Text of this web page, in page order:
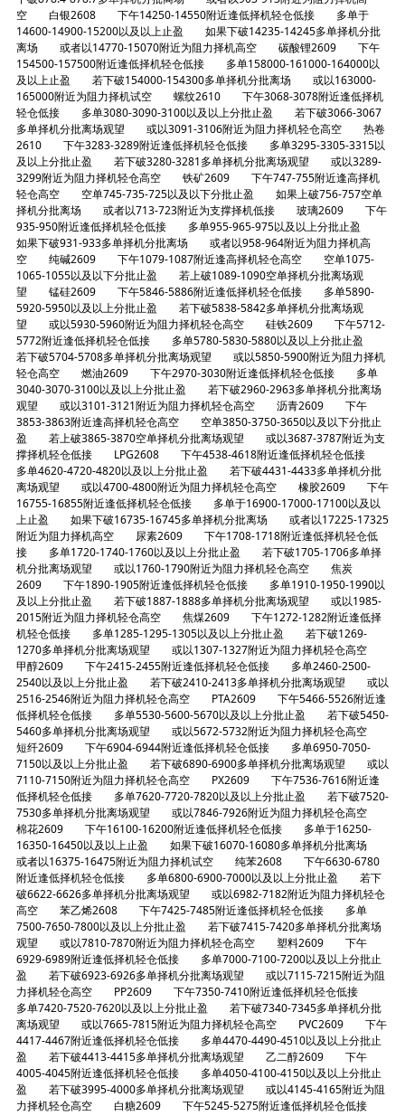
空 白银2608 下午14250-14550附近逢低择机轻仓低接 多单于
14600-14900-15200以及以上止盈 如果下破14235-14245多单择机分批
离场 或者以14770-15070附近为阻力择机高空 碳酸锂2609 下午
154500-157500附近逢低择机轻仓低接 多单158000-161000-164000以
及以上止盈 若下破154000-154300多单择机分批离场 或以163000-
165000附近为阻力择机试空 螺纹2610 下午3068-3078附近逢低择机
轻仓低接 多单3080-3090-3100以及以上分批止盈 若下破3066-3067
多单择机分批离场观望 或以3091-3106附近为阻力择机轻仓高空 热卷
2610 下午3283-3289附近逢低择机轻仓低接 多单3295-3305-3315以
及以上分批止盈 若下破3280-3281多单择机分批离场观望 或以3289-
3299附近为阻力择机轻仓高空 铁矿2609 下午747-755附近逢高择机
轻仓高空 空单745-735-725以及以下分批止盈 如果上破756-757空单
择机分批离场 或者以713-723附近为支撑择机低接 玻璃2609 下午
935-950附近逢低择机轻仓低接 多单955-965-975以及以上分批止盈
如果下破931-933多单择机分批离场 或者以958-964附近为阻力择机高
空 纯碱2609 下午1079-1087附近逢高择机轻仓高空 空单1075-
1065-1055以及以下分批止盈 若上破1089-1090空单择机分批离场观
望 锰硅2609 下午5846-5886附近逢低择机轻仓低接 多单5890-
5920-5950以及以上分批止盈 若下破5838-5842多单择机分批离场观
望 或以5930-5960附近为阻力择机轻仓高空 硅铁2609 下午5712-
5772附近逢低择机轻仓低接 多单5780-5830-5880以及以上分批止盈
若下破5704-5708多单择机分批离场观望 或以5850-5900附近为阻力择机
轻仓高空 燃油2609 下午2970-3030附近逢低择机轻仓低接 多单
3040-3070-3100以及以上分批止盈 若下破2960-2963多单择机分批离场
观望 或以3101-3121附近为阻力择机轻仓高空 沥青2609 下午
3853-3863附近逢高择机轻仓高空 空单3850-3750-3650以及以下分批止
盈 若上破3865-3870空单择机分批离场观望 或以3687-3787附近为支
撑择机轻仓低接 LPG2608 下午4538-4618附近逢低择机轻仓低接
多单4620-4720-4820以及以上分批止盈 若下破4431-4433多单择机分批
离场观望 或以4700-4800附近为阻力择机轻仓高空 橡胶2609 下午
16755-16855附近逢低择机轻仓低接 多单于16900-17000-17100以及以
上止盈 如果下破16735-16745多单择机分批离场 或者以17225-17325
附近为阻力择机高空 尿素2609 下午1708-1718附近逢低择机轻仓低
接 多单1720-1740-1760以及以上分批止盈 若下破1705-1706多单择
机分批离场观望 或以1760-1790附近为阻力择机轻仓高空 焦炭
2609 下午1890-1905附近逢低择机轻仓低接 多单1910-1950-1990以
及以上分批止盈 若下破1887-1888多单择机分批离场观望 或以1985-
2015附近为阻力择机轻仓高空 焦煤2609 下午1272-1282附近逢低择
机轻仓低接 多单1285-1295-1305以及以上分批止盈 若下破1269-
1270多单择机分批离场观望 或以1307-1327附近为阻力择机轻仓高空
甲醇2609 下午2415-2455附近逢低择机轻仓低接 多单2460-2500-
2540以及以上分批止盈 若下破2410-2413多单择机分批离场观望 或以
2516-2546附近为阻力择机轻仓高空 PTA2609 下午5466-5526附近逢
低择机轻仓低接 多单5530-5600-5670以及以上分批止盈 若下破5450-
5460多单择机分批离场观望 或以5672-5732附近为阻力择机轻仓高空
短纤2609 下午6904-6944附近逢低择机轻仓低接 多单6950-7050-
7150以及以上分批止盈 若下破6890-6900多单择机分批离场观望 或以
7110-7150附近为阻力择机轻仓高空 PX2609 下午7536-7616附近逢
低择机轻仓低接 多单7620-7720-7820以及以上分批止盈 若下破7520-
7530多单择机分批离场观望 或以7846-7926附近为阻力择机轻仓高空
棉花2609 下午16100-16200附近逢低择机轻仓低接 多单于16250-
16350-16450以及以上止盈 如果下破16070-16080多单择机分批离场
或者以16375-16475附近为阻力择机试空 纯苯2608 下午6630-6780
附近逢低择机轻仓低接 多单6800-6900-7000以及以上分批止盈 若下
破6622-6626多单择机分批离场观望 或以6982-7182附近为阻力择机轻仓
高空 苯乙烯2608 下午7425-7485附近逢低择机轻仓低接 多单
7500-7650-7800以及以上分批止盈 若下破7415-7420多单择机分批离场
观望 或以7810-7870附近为阻力择机轻仓高空 塑料2609 下午
6929-6989附近逢低择机轻仓低接 多单7000-7100-7200以及以上分批止
盈 若下破6923-6926多单择机分批离场观望 或以7115-7215附近为阻
力择机轻仓高空 PP2609 下午7350-7410附近逢低择机轻仓低接
多单7420-7520-7620以及以上分批止盈 若下破7340-7345多单择机分批
离场观望 或以7665-7815附近为阻力择机轻仓高空 PVC2609 下午
4417-4467附近逢低择机轻仓低接 多单4470-4490-4510以及以上分批止
盈 若下破4413-4415多单择机分批离场观望 乙二醇2609 下午
4005-4045附近逢低择机轻仓低接 多单4050-4100-4150以及以上分批止
盈 若下破3995-4000多单择机分批离场观望 或以4145-4165附近为阻
力择机轻仓高空 白糖2609 下午5245-5275附近逢低择机轻仓低接